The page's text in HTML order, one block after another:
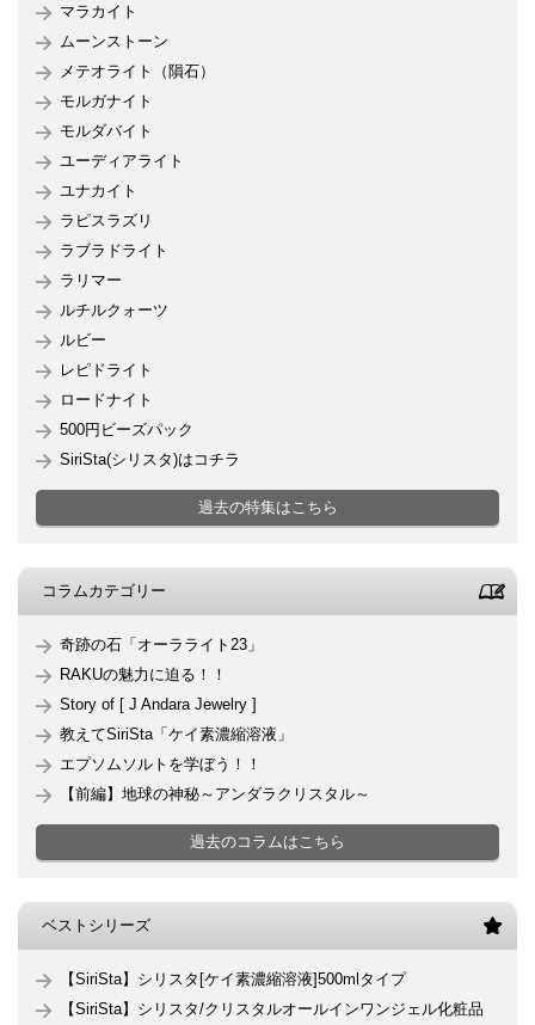
マラカイト
ムーンストーン
メテオライト（隕石）
モルガナイト
モルダバイト
ユーディアライト
ユナカイト
ラピスラズリ
ラブラドライト
ラリマー
ルチルクォーツ
ルビー
レピドライト
ロードナイト
500円ビーズパック
SiriSta(シリスタ)はコチラ
過去の特集はこちら
コラムカテゴリー
奇跡の石「オーラライト23」
RAKUの魅力に迫る！！
Story of [ J Andara Jewelry ]
教えてSiriSta「ケイ素濃縮溶液」
エプソムソルトを学ぼう！！
【前編】地球の神秘～アンダラクリスタル～
過去のコラムはこちら
ベストシリーズ
【SiriSta】シリスタ[ケイ素濃縮溶液]500mlタイプ
【SiriSta】シリスタ/クリスタルオールインワンジェル化粧品